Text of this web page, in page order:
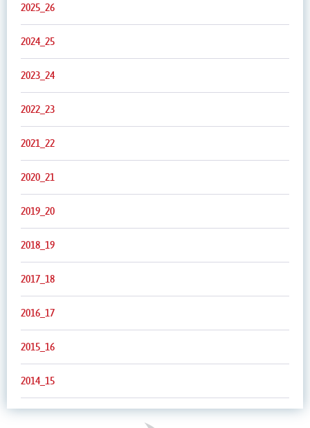
2025_26
2024_25
2023_24
2022_23
2021_22
2020_21
2019_20
2018_19
2017_18
2016_17
2015_16
2014_15